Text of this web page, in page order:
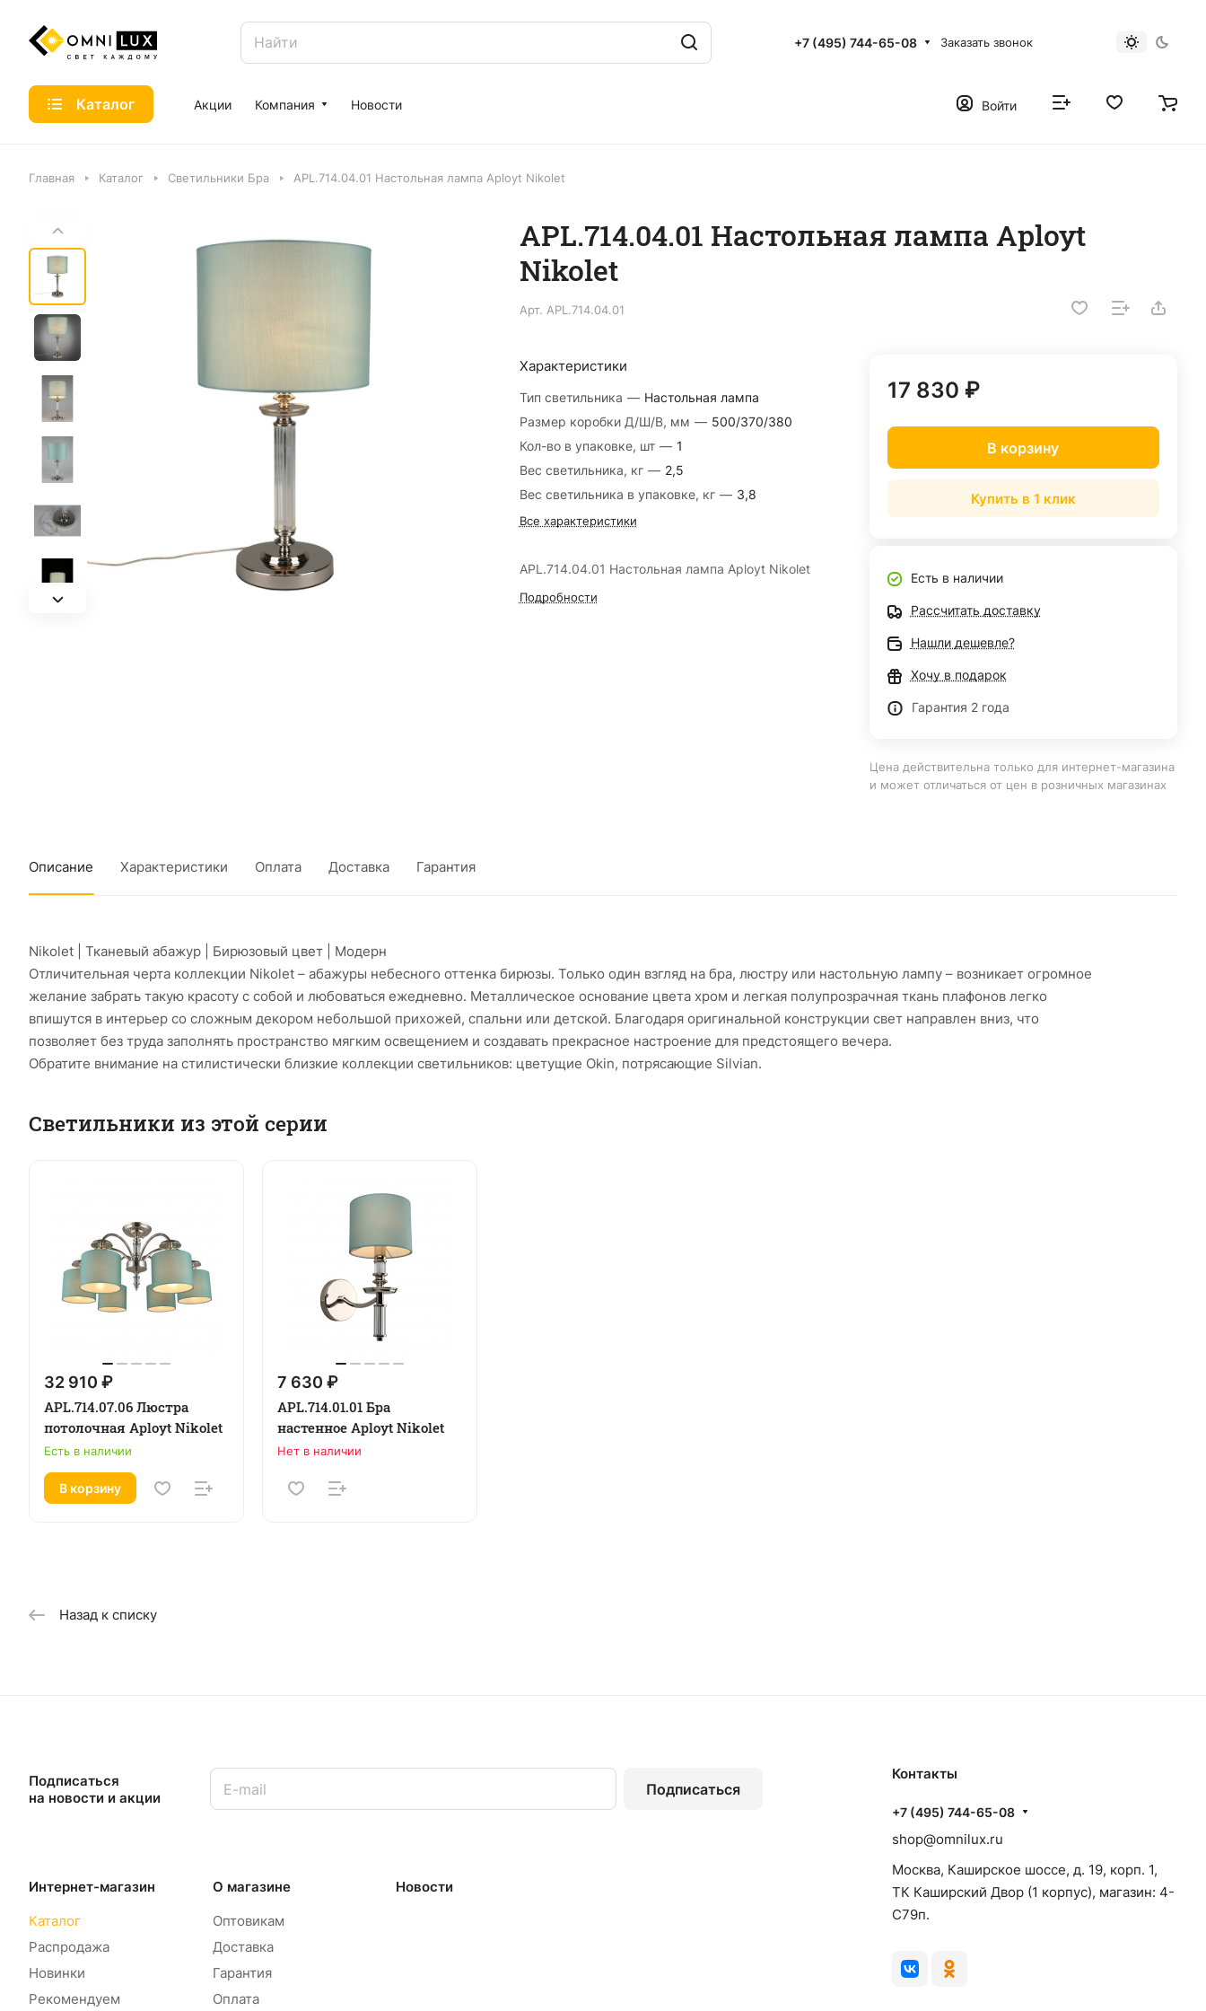
+7 (495) 744-65-08 Заказать звонок
Каталог Акции Компания Новости Войти
Главная Каталог Светильники Бра APL.714.04.01 Настольная лампа Aployt Nikolet
APL.714.04.01 Настольная лампа Aployt
Nikolet
Арт. APL.714.04.01
Характеристики
Тип светильника — Настольная лампа
Размер коробки Д/Ш/В, мм — 500/370/380
Кол-во в упаковке, шт — 1
Вес светильника, кг — 2,5
Вес светильника в упаковке, кг — 3,8
Все характеристики
APL.714.04.01 Настольная лампа Aployt Nikolet
Подробности
17 830 ₽
В корзину
Купить в 1 клик
Есть в наличии
Рассчитать доставку
Нашли дешевле?
Хочу в подарок
Гарантия 2 года
Цена действительна только для интернет-магазина
и может отличаться от цен в розничных магазинах
Описание Характеристики Оплата Доставка Гарантия
Nikolet | Тканевый абажур | Бирюзовый цвет | Модерн
Отличительная черта коллекции Nikolet – абажуры небесного оттенка бирюзы. Только один взгляд на бра, люстру или настольную лампу – возникает огромное
желание забрать такую красоту с собой и любоваться ежедневно. Металлическое основание цвета хром и легкая полупрозрачная ткань плафонов легко
впишутся в интерьер со сложным декором небольшой прихожей, спальни или детской. Благодаря оригинальной конструкции свет направлен вниз, что
позволяет без труда заполнять пространство мягким освещением и создавать прекрасное настроение для предстоящего вечера.
Обратите внимание на стилистически близкие коллекции светильников: цветущие Okin, потрясающие Silvian.
Светильники из этой серии
32 910 ₽
APL.714.07.06 Люстра
потолочная Aployt Nikolet
Есть в наличии
В корзину
7 630 ₽
APL.714.01.01 Бра
настенное Aployt Nikolet
Нет в наличии
Назад к списку
Подписаться
на новости и акции
Подписаться
Интернет-магазин
Каталог
Распродажа
Новинки
Рекомендуем
О магазине
Оптовикам
Доставка
Гарантия
Оплата
Новости
Контакты
+7 (495) 744-65-08
shop@omnilux.ru
Москва, Каширское шоссе, д. 19, корп. 1,
ТК Каширский Двор (1 корпус), магазин: 4-
C79п.